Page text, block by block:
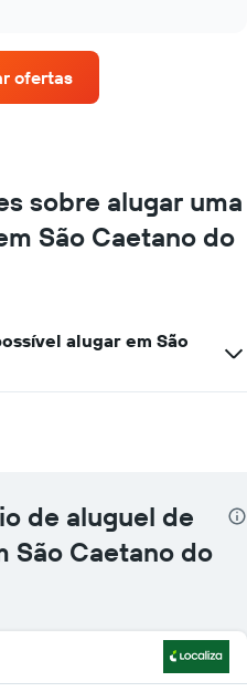
ofertas
sobre alugar uma
São Caetano do
alugar em São
de aluguel de
São Caetano do